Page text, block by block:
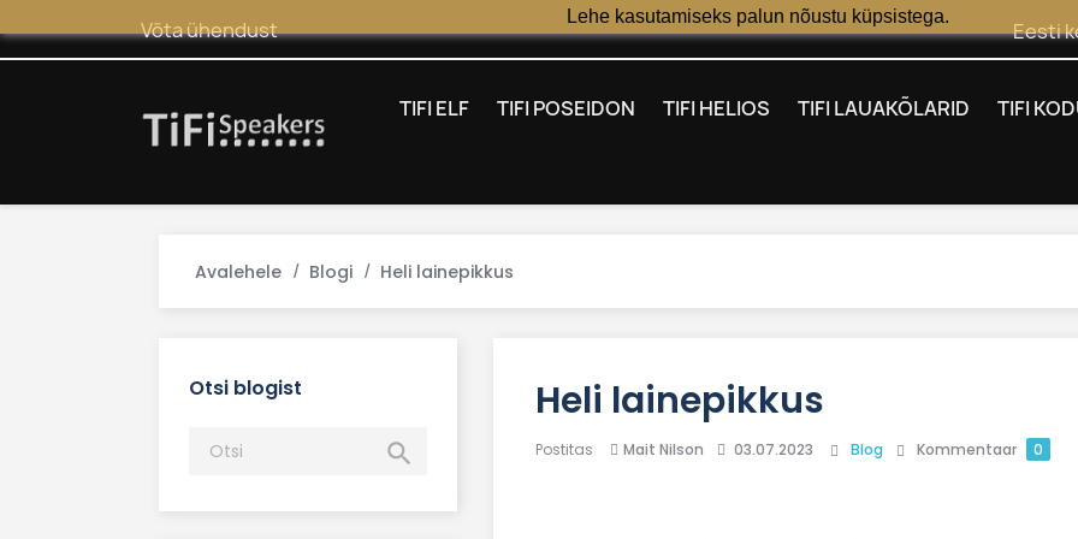
Lehe kasutamiseks palun nõustu küpsistega.
Võta ühendust Eesti
TIFI ELF TIFI POSEIDON TIFI HELIOS TIFI LAUAKÕLARID TIFI
Avalehele Blogi Heli lainepikkus
Otsi blogist

Heli lainepikkus
Postitas Mait Nilson 03.07.2023 Blog Kommentaar 0